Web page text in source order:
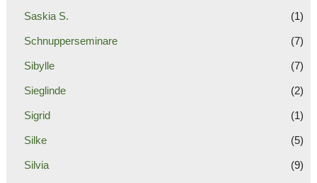
Saskia S. (1)
Schnupperseminare (7)
Sibylle (7)
Sieglinde (2)
Sigrid (1)
Silke (5)
Silvia (9)